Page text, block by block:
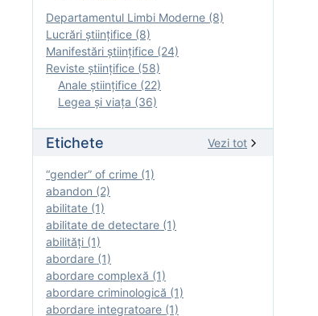
Departamentul Limbi Moderne (8)
Lucrări științifice (8)
Manifestări ştiinţifice (24)
Reviste ştiinţifice (58)
Anale ştiinţifice (22)
Legea şi viaţa (36)
Etichete Vezi tot
“gender” of crime (1)
abandon (2)
abilitate (1)
abilitate de detectare (1)
abilităţi (1)
abordare (1)
abordare complexă (1)
abordare criminologică (1)
abordare integratoare (1)